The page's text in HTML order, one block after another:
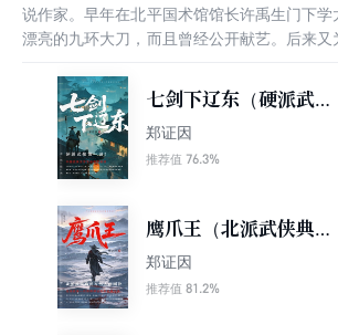
说作家。早年在北平国术馆馆长许禹生门下
漂亮的九环大刀，而且曾经公开献艺。后来
说创作，共有武侠小说88部。郑证因是民国
大家”中“帮会技击派”的代表人物。
七剑下辽东（硬派武侠
第一书！中国武侠文学
学会推荐阅读）
郑证因
推荐值 76.3%
鹰爪王（北派武侠典
范，写尽人间刚骨）
郑证因
推荐值 81.2%